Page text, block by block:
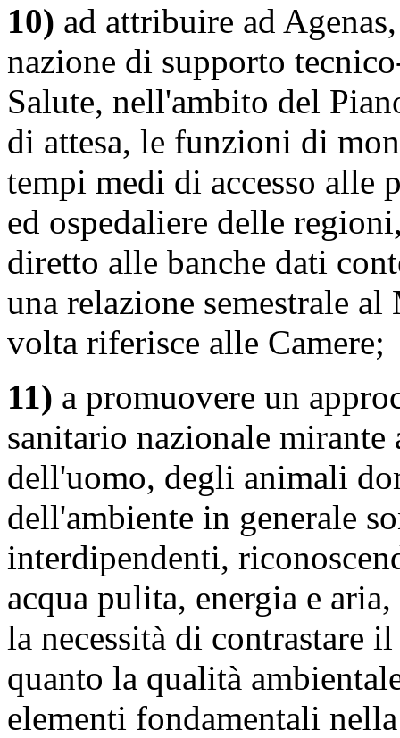
10) ad attribuire ad
nazione di supporto
Salute, nell'ambito del
di attesa, le funzioni di
tempi medi di accesso alle
ed ospedaliere delle
diretto alle banche dati
una relazione semestrale
volta riferisce alle Camere;
11) a promuovere un
sanitario nazionale mirante
dell'uomo, degli animali
dell'ambiente in generale
interdipendenti,
acqua pulita, energia e
la necessità di contrastare
quanto la qualità
elementi fondamentali